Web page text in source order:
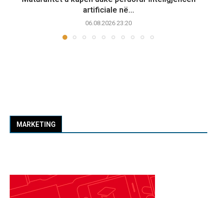
artificiale në...
06.08.2026 23:20
MARKETING